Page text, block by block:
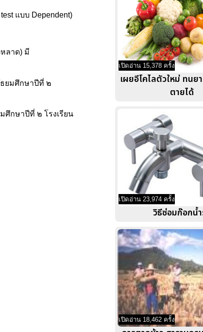
แบบ Dependent)
ลาด) มี
ยมศึกษาปีที่ ๒
ศึกษาปีที่ ๒ โรงเรียน
เปิดอ่าน 15,378 ครั้ง
เผยอีโคไลตัวใหม่ ทนย
ตายได้
เปิดอ่าน 23,974 ครั้ง
วิธีซ่อมก๊อกน้
เปิดอ่าน 18,462 ครั้ง